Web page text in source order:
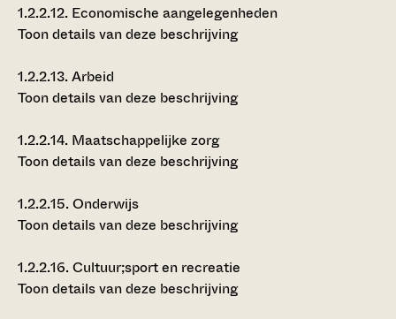
1.2.2.12. Economische aangelegenheden
Toon details van deze beschrijving
1.2.2.13.Arbeid
Toon details van deze beschrijving
1.2.2.14. Maatschappelijke zorg
Toon details van deze beschrijving
1.2.2.15.Onderwijs
Toon details van deze beschrijving
1.2.2.16.Cultuur;sport en recreatie
Toon details van deze beschrijving